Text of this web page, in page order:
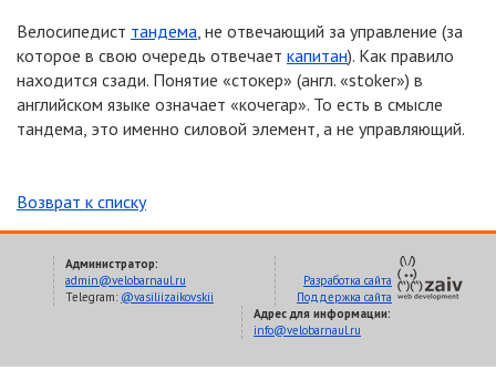
Велосипедист тандема, не отвечающий за управление (за
которое в свою очередь отвечает капитан). Как правило
находится сзади. Понятие «стокер» (англ. «stoker») в
английском языке означает «кочегар». То есть в смысле
тандема, это именно силовой элемент, а не управляющий.
Возврат к списку
Разработка сайта
Поддержка сайта
Администратор:
admin@velobarnaul.ru
Telegram: @vasiliizaikovskii
Адрес для информации:
info@velobarnaul.ru